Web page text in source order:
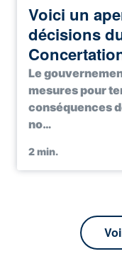
Voici un
décisions
Le
mesures pour
conséquences
no…
2min.